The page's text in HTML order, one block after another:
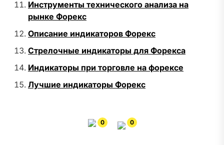
Инструменты технического анализа на
рынке Форекс
Описание индикаторов Форекс
Стрелочные индикаторы для Форекса
Индикаторы при торговле на форексе
Лучшие индикаторы Форекс
0 0